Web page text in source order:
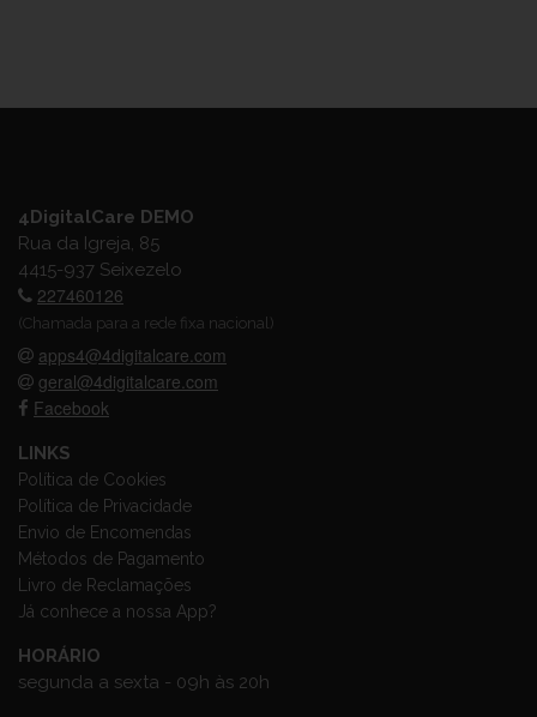
4DigitalCare DEMO
Rua da Igreja, 85
4415-937 Seixezelo
227460126
(Chamada para a rede fixa nacional)
apps4@4digitalcare.com
geral@4digitalcare.com
Facebook
LINKS
Política de Cookies
Política de Privacidade
Envio de Encomendas
Métodos de Pagamento
Livro de Reclamações
Já conhece a nossa App?
HORÁRIO
segunda a sexta - 09h às 20h